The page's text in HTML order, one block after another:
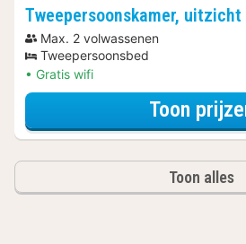
Tweepersoonskamer, uitzicht
Max. 2 volwassenen
Tweepersoonsbed
Gratis wifi
Toon
Toon alles